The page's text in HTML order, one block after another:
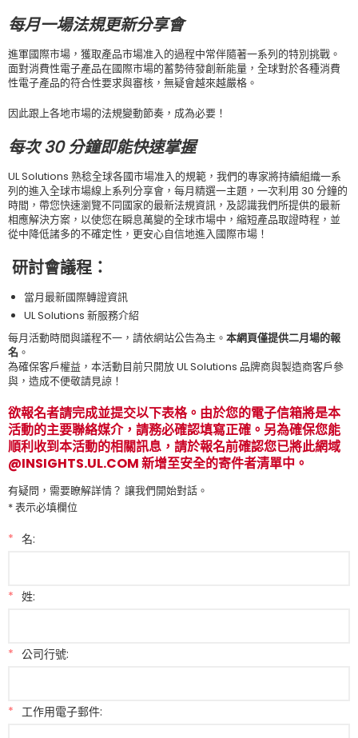
每月一場法規更新分享會
進軍國際市場，獲取產品市場准入的過程中常伴隨著一系列的特別挑戰。
面對消費性電子產品在國際市場的蓄勢待發創新能量，全球對於各種消費
性電子產品的符合性要求與審核，無疑會越來越嚴格。
因此跟上各地市場的法規變動節奏，成為必要！
每次 30分鐘即能快速掌握
UL Solutions 熟稔全球各國市場准入的規範，我們的專家將持續組織一系
列的進入全球市場線上系列分享會，每月精選一主題，一次利用 30 分鐘的
時間，帶您快速瀏覽不同國家的最新法規資訊，及認識我們所提供的最新
相應解決方案，以使您在瞬息萬變的全球市場中，縮短產品取證時程，並
從中降低諸多的不確定性，更安心自信地進入國際市場！
研討會議程：
當月最新國際轉證資訊
UL Solutions 新服務介紹
每月活動時間與議程不一，請依網站公告為主。 本網頁僅提供二月場的報
名 。
為確保客戶權益，本活動目前只開放UL Solutions 品牌商與製造商客戶參
與，造成不便敬請見諒！
欲報名者請完成並提交以下表格。由於您的電子信箱將是本
活動的主要聯絡媒介，請務必確認填寫正確。另為確保您能
順利收到本活動的相關訊息，請於報名前確認您已將此網域
@INSIGHTS.UL.COM 新增至安全的寄件者清單中。
有疑問，需要瞭解詳情？ 讓我們開始對話。
* 表示必填欄位
* 名:
* 姓:
* 公司行號:
* 工作用電子郵件: